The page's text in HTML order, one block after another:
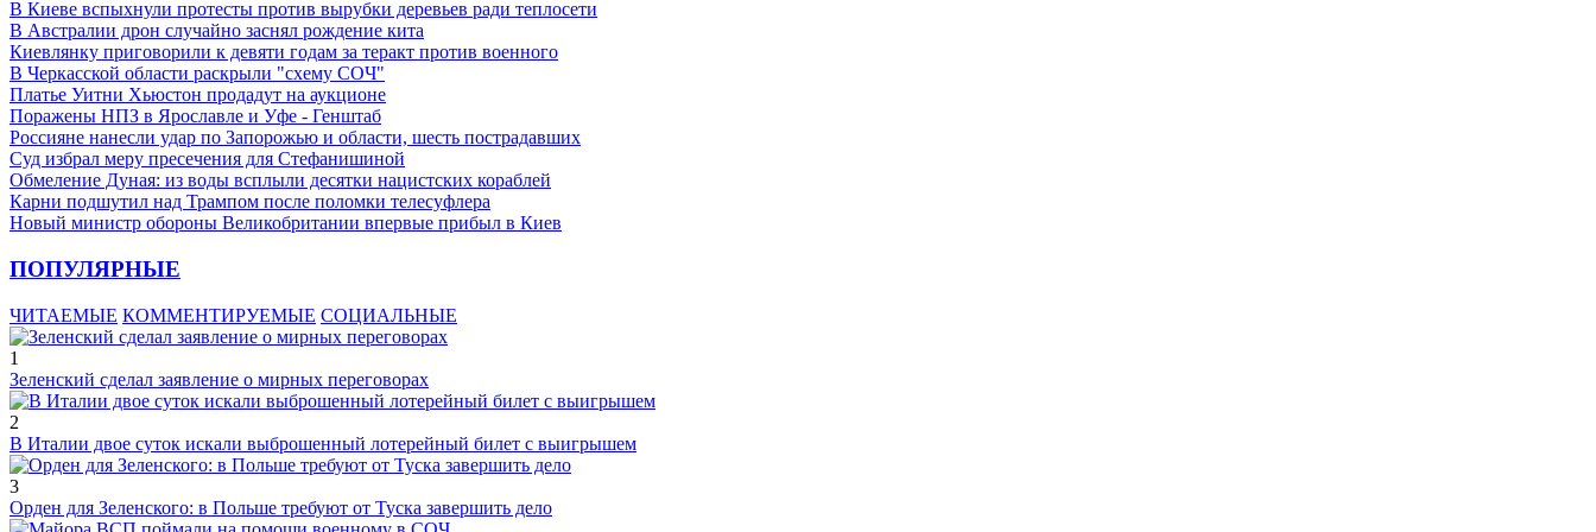
В Киеве вспыхнули протесты против вырубки деревьев ради теплосети
В Австралии дрон случайно заснял рождение кита
Киевлянку приговорили к девяти годам за теракт против военного
В Черкасской области раскрыли "схему СОЧ"
Платье Уитни Хьюстон продадут на аукционе
Поражены НПЗ в Ярославле и Уфе - Генштаб
Россияне нанесли удар по Запорожью и области, шесть пострадавших
Суд избрал меру пресечения для Стефанишиной
Обмеление Дуная: из воды всплыли десятки нацистских кораблей
Карни подшутил над Трампом после поломки телесуфлера
Новый министр обороны Великобритании впервые прибыл в Киев
ПОПУЛЯРНЫЕ
ЧИТАЕМЫЕ КОММЕНТИРУЕМЫЕ СОЦИАЛЬНЫЕ
1
Зеленский сделал заявление о мирных переговорах
2
В Италии двое суток искали выброшенный лотерейный билет с выигрышем
3
Орден для Зеленского: в Польше требуют от Туска завершить дело